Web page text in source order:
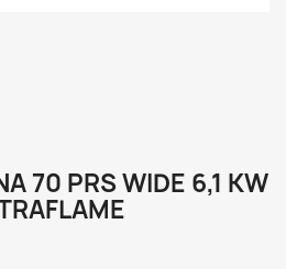
70 PRS WIDE 6,1 KW